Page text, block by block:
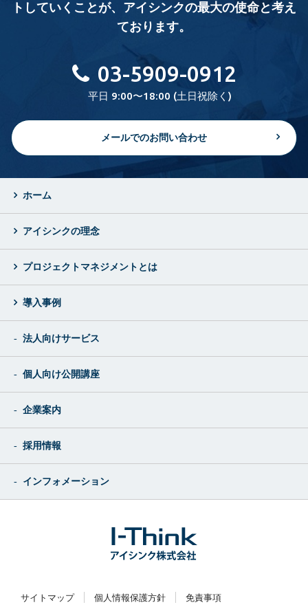
トしていくことが、 アイシンクの最大の使命と考え
ております。
03-5909-0912
平日 9:00〜18:00 (土日祝除く)
メールでのお問い合わせ
ホーム
アイシンクの理念
プロジェクトマネジメントとは
導入事例
法人向けサービス
個人向け公開講座
企業案内
採用情報
インフォメーション
サイトマップ 個人情報保護方針 免責事項